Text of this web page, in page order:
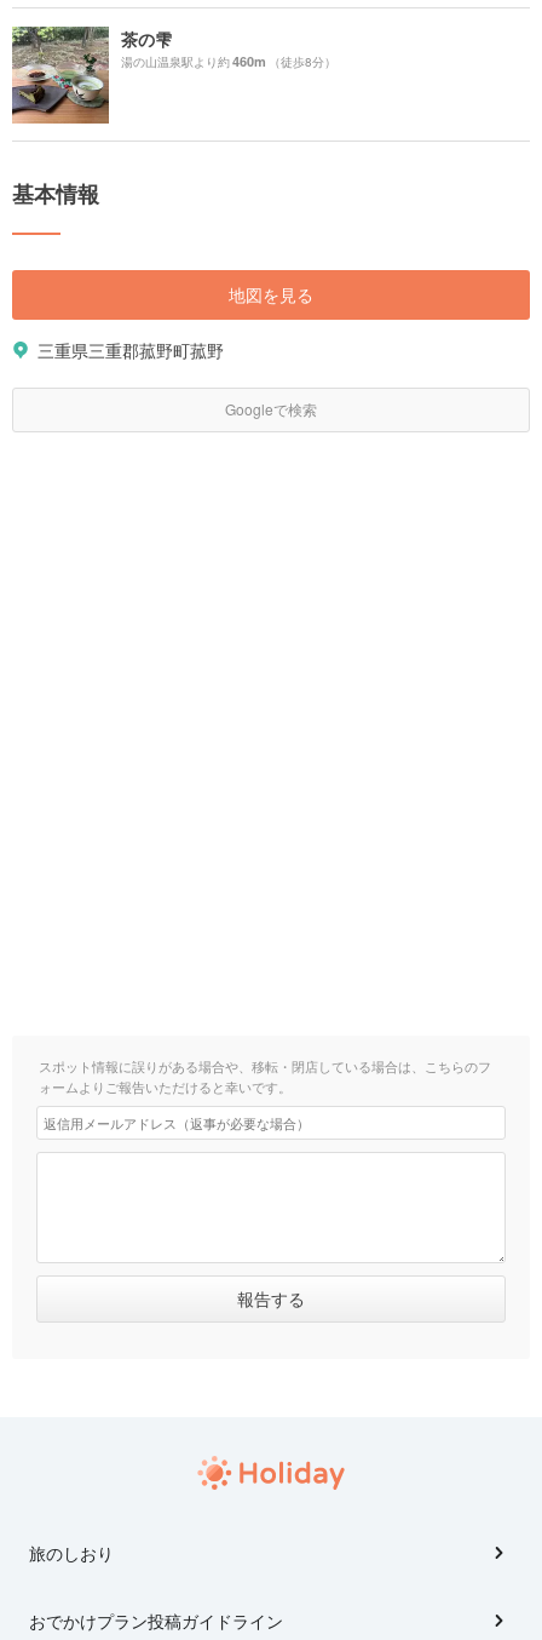
茶の雫
湯の山温泉駅より約460m （徒歩8分）
基本情報
地図を見る
三重県三重郡菰野町菰野
Googleで検索
スポット情報に誤りがある場合や、移転・閉店している場合は、こちらのフ
ォームよりご報告いただけると幸いです。
旅のしおり
おでかけプラン投稿ガイドライン